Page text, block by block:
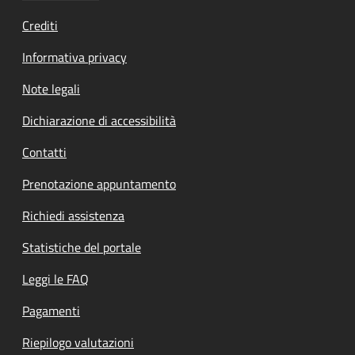
Crediti
Informativa privacy
Note legali
Dichiarazione di accessibilità
Contatti
Prenotazione appuntamento
Richiedi assistenza
Statistiche del portale
Leggi le FAQ
Pagamenti
Riepilogo valutazioni